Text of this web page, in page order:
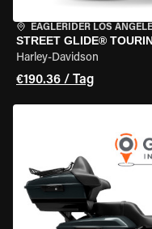
EAGLERIDER LOS
STREET GLIDE®
Harley-Davidson
€190.36 / Tag